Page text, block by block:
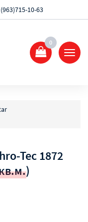
10-63
0
Tec 1872